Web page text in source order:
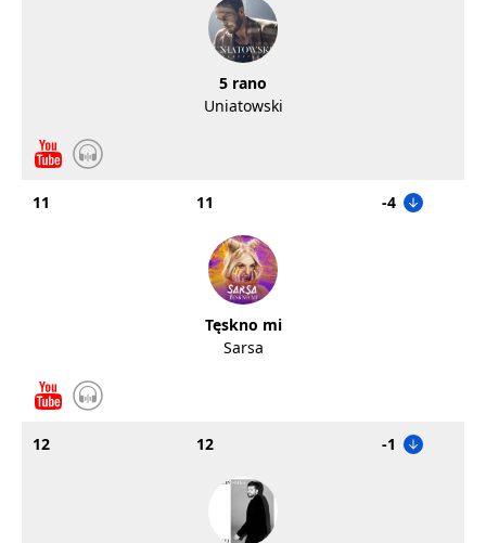
5 rano
Uniatowski
11 11 -4
Tęskno mi
Sarsa
12 12 -1